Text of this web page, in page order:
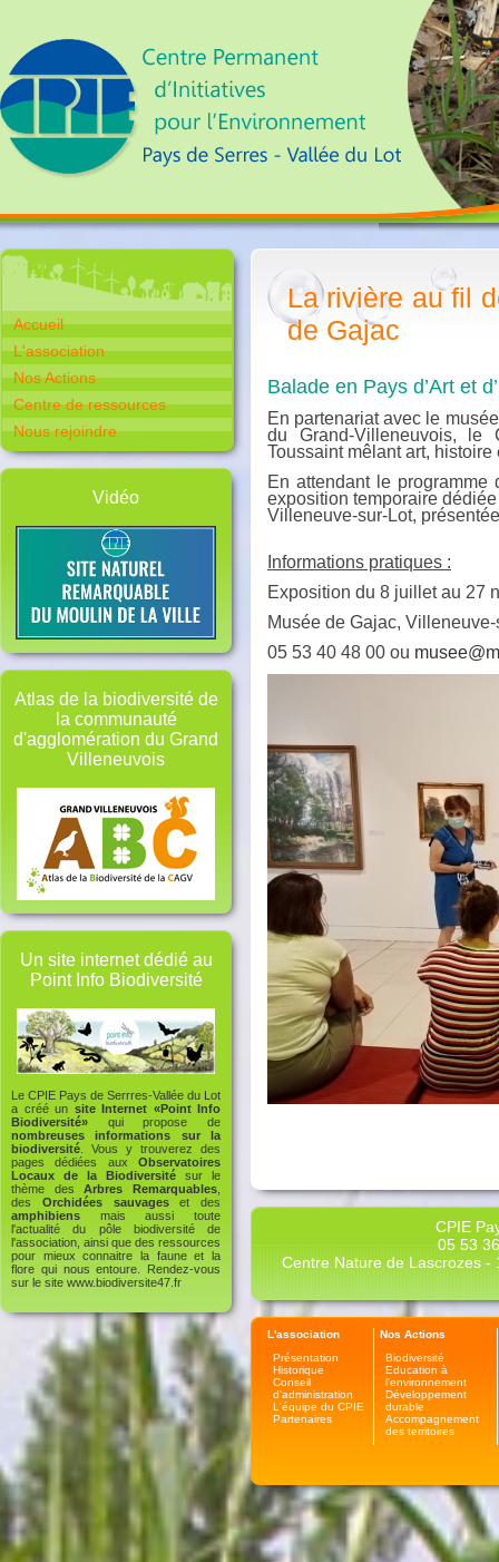
Accueil
L'association
Nos Actions
Centre de ressources
Nous rejoindre
Vidéo
Atlas de la biodiversité de
la communauté
d'agglomération du Grand
Villeneuvois
Un site internet dédié au
Point Info Biodiversité
Le CPIE Pays de Serrres-Vallée du Lot
a créé un site Internet «Point Info
Biodiversité» qui propose de
nombreuses informations sur la
biodiversité . Vous y trouverez des
pages dédiées aux Observatoires
Locaux de la Biodiversité sur le
thème desArbres Remarquables
des Orchidées sauvageset des
amphibiens mais aussi toute
l'actualité du pôle biodiversité de
l'association, ainsi que des ressources
pour mieux connaitre la faune et la
flore qui nous entoure. Rendez-vous
sur le site www.biodiversite47.fr
La rivière au fil
de Gajac
Balade en Pays d’Art et
En partenariat avec le
du Grand-Villeneuvois,
Toussaint mêlant art,
En attendant le
exposition temporaire
Villeneuve-sur-Lot,
Informations pratiques :
Exposition du 8 juillet au 27
Musée de Gajac,
05 53 40 48 00 ou
CPIE
05 53
Centre Nature de Lascrozes -
L'association
Présentation
Historique
Conseil
d'administration
L'équipe du CPIE
Partenaires
Nos Actions
Biodiversité
Education à
l'environnement
Développement
durable
Accompagnement
des territoires